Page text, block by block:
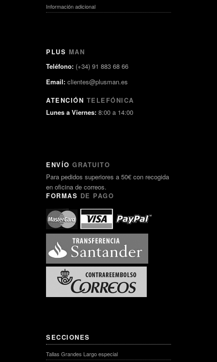
Información adicional
PLUS MAN
Teléfono: (+34) 91 883 68 66
Email: clientes@plusman.es
ATENCIÓN TELEFÓNICA
Lunes a Viernes: 8:00 a 14:00
ENVÍO GRATUITO
Para pedidos superiores a 50€ con recogida
en oficina de correos.
FORMAS DE PAGO
SECCIONES
Tallas Grandes Largo especial